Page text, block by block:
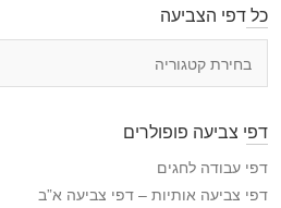
כל דפי הצביעה
י
ה
צ
דפי צביעה פופולרים
דפי עבודה לחגים
דפי צביעה אותיות – דפי צביעה א”ב